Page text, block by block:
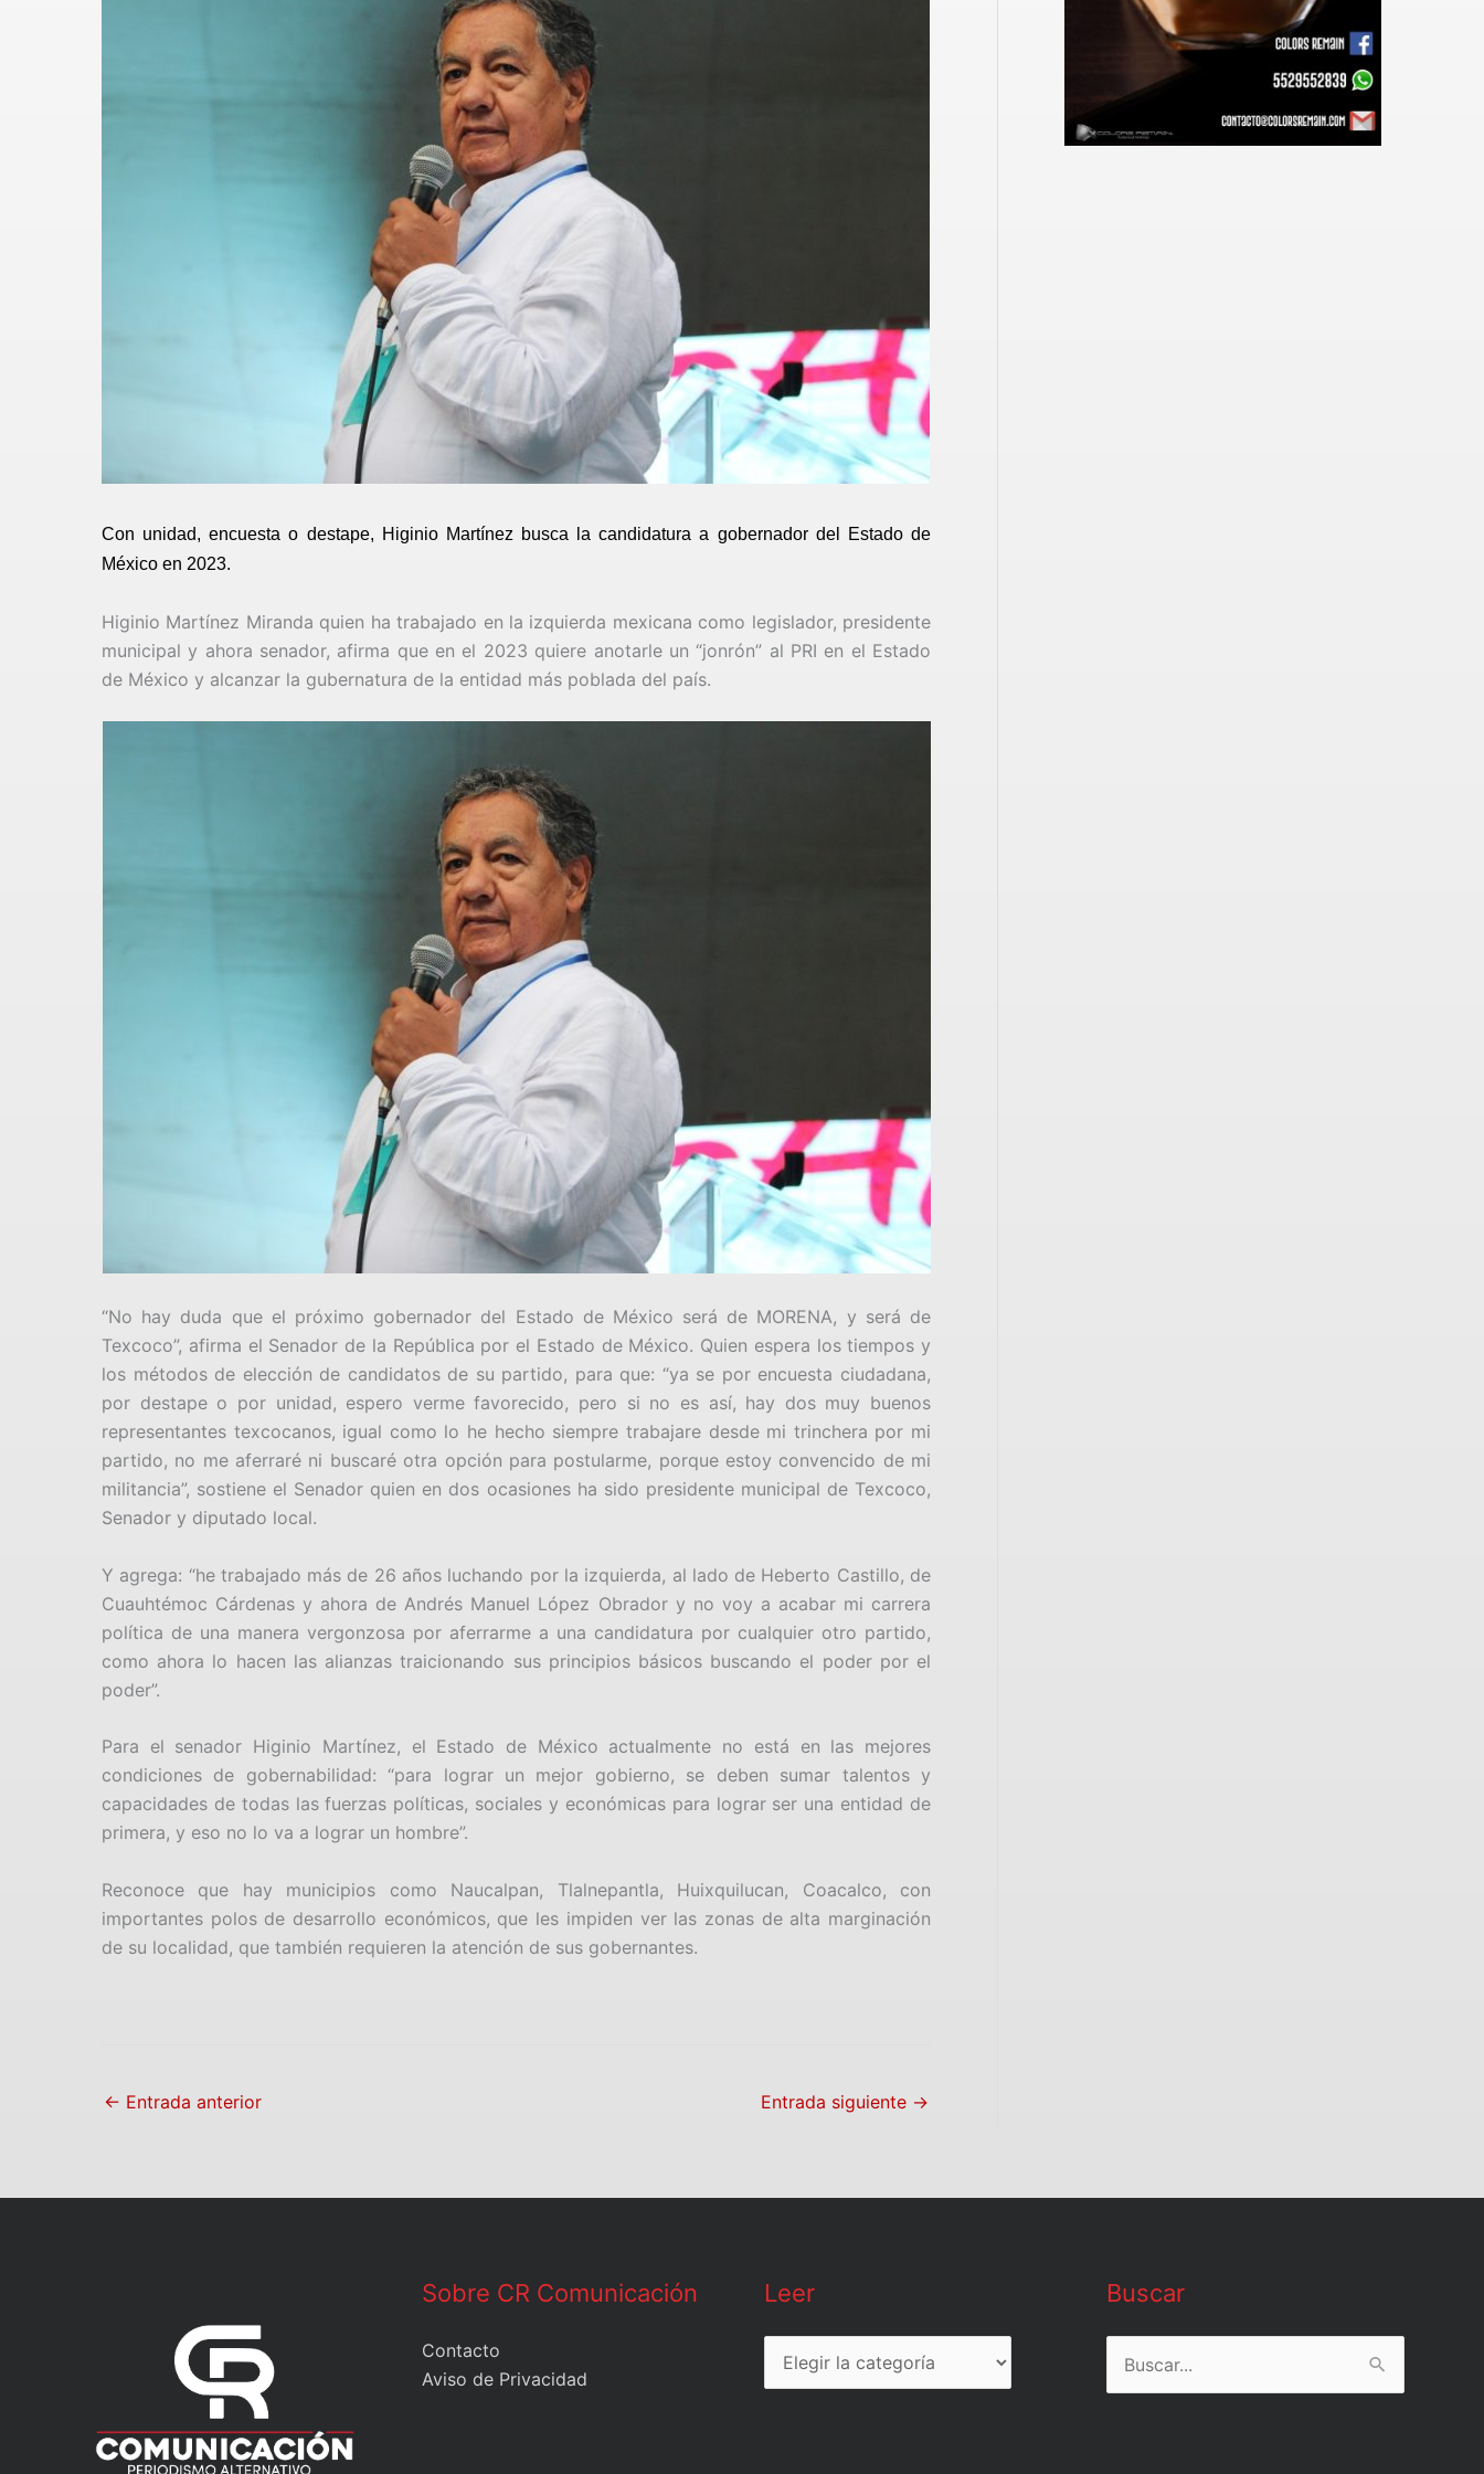
Con unidad, encuesta o destape, Higinio Martínez busca la candidatura a gobernador del Estado de
México en 2023.
Higinio Martínez Miranda quien ha trabajado en la izquierda mexicana como legislador, presidente
municipal y ahora senador, afirma que en el 2023 quiere anotarle un “jonrón” al PRI en el Estado
de México y alcanzar la gubernatura de la entidad más poblada del país.
“No hay duda que el próximo gobernador del Estado de México será de MORENA, y será de
Texcoco”, afirma el Senador de la República por el Estado de México. Quien espera los tiempos y
los métodos de elección de candidatos de su partido, para que: “ya se por encuesta ciudadana,
por destape o por unidad, espero verme favorecido, pero si no es así, hay dos muy buenos
representantes texcocanos, igual como lo he hecho siempre trabajare desde mi trinchera por mi
partido, no me aferraré ni buscaré otra opción para postularme, porque estoy convencido de mi
militancia”, sostiene el Senador quien en dos ocasiones ha sido presidente municipal de Texcoco,
Senador y diputado local.
Y agrega: “he trabajado más de 26 años luchando por la izquierda, al lado de Heberto Castillo, de
Cuauhtémoc Cárdenas y ahora de Andrés Manuel López Obrador y no voy a acabar mi carrera
política de una manera vergonzosa por aferrarme a una candidatura por cualquier otro partido,
como ahora lo hacen las alianzas traicionando sus principios básicos buscando el poder por el
poder”.
Para el senador Higinio Martínez, el Estado de México actualmente no está en las mejores
condiciones de gobernabilidad: “para lograr un mejor gobierno, se deben sumar talentos y
capacidades de todas las fuerzas políticas, sociales y económicas para lograr ser una entidad de
primera, y eso no lo va a lograr un hombre”.
Reconoce que hay municipios como Naucalpan, Tlalnepantla, Huixquilucan, Coacalco, con
importantes polos de desarrollo económicos, que les impiden ver las zonas de alta marginación
de su localidad, que también requieren la atención de sus gobernantes.
← Entrada anterior Entrada siguiente →
Sobre CR Comunicación
Contacto
Aviso de Privacidad
Leer
Leer Buscar
Buscar
por: